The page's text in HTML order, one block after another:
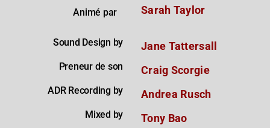
Animé par Sarah Taylor
Sound Design by Jane Tattersall
Preneur de son Craig Scorgie
ADR Recording by Andrea Rusch
Mixed by Tony Bao